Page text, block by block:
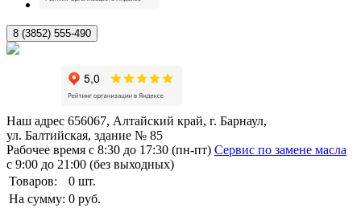
8 (3852) 555-490
Наш адрес 656067, Алтайский край, г. Барнаул,
ул. Балтийская, здание № 85
Рабочее время с 8:30 до 17:30 (пн-пт) Сервис по замене масла
с 9:00 до 21:00 (без выходных)
Товаров:
0 шт.
На сумму: 0 руб.